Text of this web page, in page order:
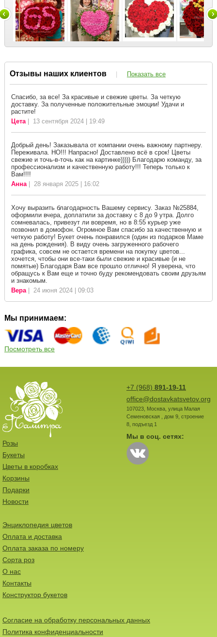
Отзывы наших клиентов | Показать все
Спасибо, за все! За красивые и свежие цветы. За четкую
доставку. За полученные положительные эмоции! Удачи и
растите!
Цета| 13 сентября 2024 | 19:49
Добрый день! Заказывала от компании очень важному партнеру.
Переживала. НО!!! Напрасно! Доставлено всё в срок! Цветы
свежие и точь-в-точь как на картинке))))) Благодарю команду, за
профессионализм и качественную работу!!! Теперь только к
Вам!!!!
Анна| 28 января 2025 | 16:02
Хочу выразить благодарность Вашему сервису. Заказ №25884,
оформили вчера, доплатили за доставку с 8 до 9 утра. Долго
сомневалась, привезут ли вовремя, но в 8:55 курьер уже
позвонил в домофон. Огромное Вам спасибо за качественную и
четкую работу! Букет очень понравился (один из подарков Маме
на день рождения). В виду очень загруженного рабочего
графика, совсем не остается времени на покупку цветов...
хочется, чтобы они все-таки были свежие и красивые (и не
помятые) Благодаря Вам все прошло отлично! Я уверена, что
обращусь к Вам еще и точно буду рекомендовать своим друзьям
и знакомым.
Вера| 24 июня 2024 | 09:03
Мы принимаем:
Посмотреть все
+7 (968) 891-19-11
office@dostavkatsvetov.org
107023, Москва, улица Малая
Семеновская , дом 9, строение
8, подъезд 1
Мы в соц. сетях:
Розы
Букеты
Цветы в коробках
Корзины
Подарки
Новости
Энциклопедия цветов
Оплата и доставка
Оплата заказа по номеру
Сорта роз
О нас
Контакты
Конструктор букетов
Согласие на обработку персональных данных
Политика конфиденциальности